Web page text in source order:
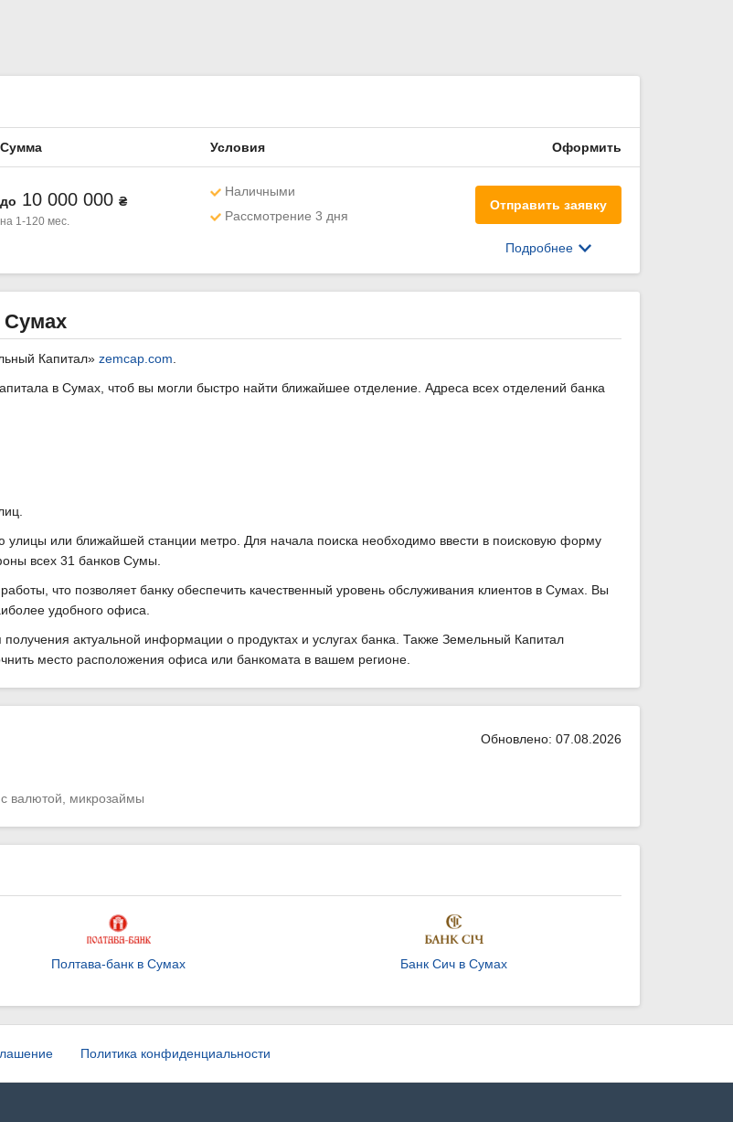
Сумма Условия Оформить
до 10 000 000 ₴
на 1-120 мес.
Наличными
Рассмотрение 3 дня
Отправить заявку
Подробнее
Капитал» zemcap.com
в Сумах, чтоб вы могли быстро найти ближайшее отделение. Адреса всех отделений банка
улицы или ближайшей станции метро. Для начала поиска необходимо ввести в поисковую форму
всех 31 банков Сумы.
что позволяет банку обеспечить качественный уровень обслуживания клиентов в Сумах. Вы
удобного офиса.
актуальной информации о продуктах и услугах банка. Также Земельный Капитал
место расположения офиса или банкомата в вашем регионе.
валютой, микрозаймы
Обновлено: 07.08.2026
Полтава-банк в Сумах Банк Сич в Сумах
Политика конфиденциальности